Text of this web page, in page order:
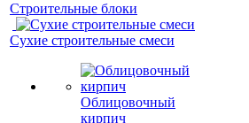
Строительные блоки
Сухие строительные смеси
Облицовочный
кирпич